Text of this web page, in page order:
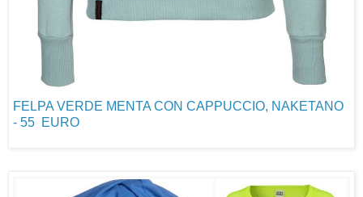
FELPA VERDE MENTA CON CAPPUCCIO, NAKETANO
- 55 EURO